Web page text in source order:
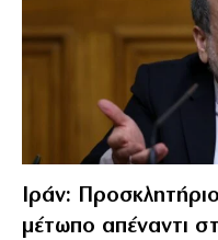
Ιράν:
μέτωπο απέναντι